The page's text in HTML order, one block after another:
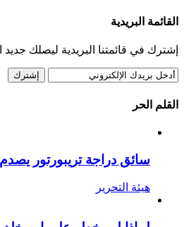
القائمة البريدية
إشترك في قائمتنا البريدية ليصلك جديد
القلم الحر
سائق دراجة تريبورتور
هيئة التحرير